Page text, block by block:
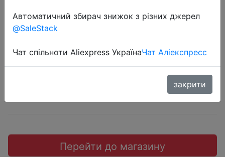
Темно-Серый
$9.8
Перейти до магазину
Автоматичний збирач знижок з різних джерел
@SaleStack
Чат спільноти Aliexpress УкраїнаЧат Аліекспресс
закрити